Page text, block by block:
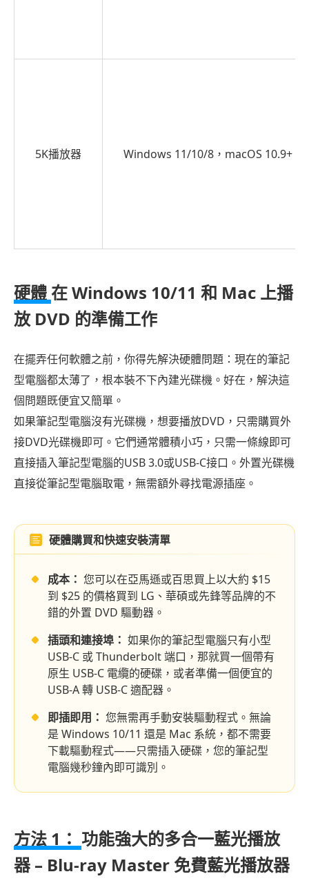
之
放
器
方
三：
現
代
美
學
之
選
故
排
除
和
內
部
專
業
技
巧
關
於
DVD
放
的
常
5K播放器 Windows 11/10/8，macOS 10.9+
硬體 在 Windows 10/11 和 Mac 上播
放 DVD 的準備工作
在擺弄任何軟體之前，你得先解決硬體問題：現在的筆記
型電腦都太薄了，根本裝不下內建光碟機。好在，解決這
個問題既便宜又簡單。
如果筆記型電腦沒有光碟機，想要播放DVD，只需購買外
接DVD光碟機即可。它們通常體積小巧，只需一條線即可
直接插入筆記型電腦的USB 3.0或USB-C接口。外置光碟機
直接從筆記型電腦取電，無需額外尋找電源插座。
硬體購買和快速安裝清單
成本： 您可以在亞馬遜或百思買上以大約 $15
到 $25 的價格買到 LG、華碩或先鋒等品牌的不
錯的外置 DVD 驅動器。
插頭和連接埠： 如果你的筆記型電腦只有小型
USB-C 或 Thunderbolt 端口，那就買一個帶有
原生 USB-C 電纜的硬碟，或者準備一個便宜的
USB-A 轉 USB-C 適配器。
即插即用： 您無需再手動安裝驅動程式。無論
是 Windows 10/11 還是 Mac 系統，都不需要
下載驅動程式——只需插入硬碟，您的筆記型
電腦幾秒鐘內即可識別。
方法 1： 功能強大的多合一藍光播放
器 – Blu-ray Master 免費藍光播放器